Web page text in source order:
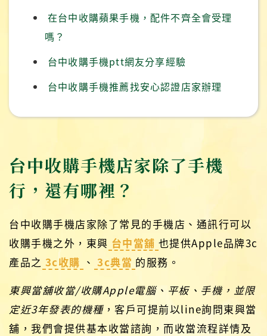
在台中收購蘋果手機，配件不齊全會受理
嗎？
台中收購手機ptt網友分享經驗
台中收購手機推薦找安心認證店家辦理
台中收購手機店家除了手機
行，還有哪裡？
台中收購手機店家除了常見的手機店、通訊行可以
收購手機之外，東興 台中當舖 也提供Apple品牌3c
產品之 3c收購 、 3c典當 的服務。
東興當舖收當/收購Apple電腦、平板、手機，並限
定近3年發表的機種，客戶可提前以line詢問東興當
舖，我們會提供基本收當諮詢，而收當流程詳情及